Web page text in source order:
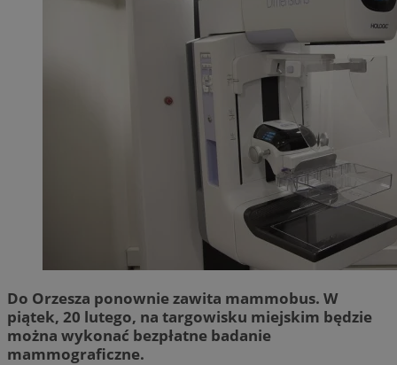
Do Orzesza ponownie zawita mammobus. W
piątek, 20 lutego, na targowisku miejskim będzie
można wykonać bezpłatne badanie
mammograficzne.